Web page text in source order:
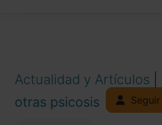
Actualidad y Artículos
otras psicosis
Seguir